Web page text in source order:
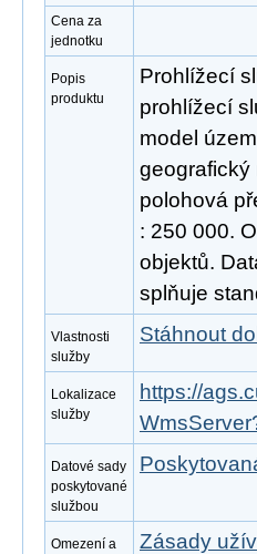
Cena za
jednotku
Popis
produktu
Prohlížecí
prohlížecí
model
geografický
polohová
: 250 000.
objektů.
splňuje
Vlastnosti
služby
Stáhnout
Lokalizace
služby
https://
Datové sady
poskytované
službou
Omezení a
Zásady